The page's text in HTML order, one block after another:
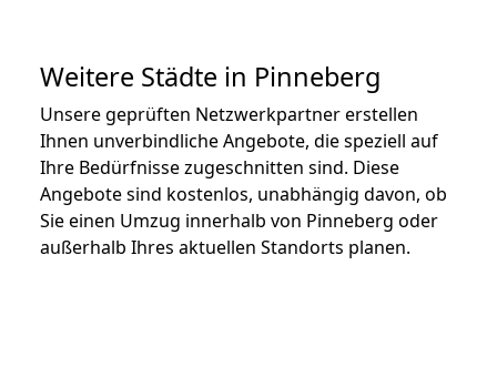
Weitere Städte in Pinneberg
Unsere geprüften Netzwerkpartner erstellen
Ihnen unverbindliche Angebote, die speziell auf
Ihre Bedürfnisse zugeschnitten sind. Diese
Angebote sind kostenlos, unabhängig davon, ob
Sie einen Umzug innerhalb von Pinneberg oder
außerhalb Ihres aktuellen Standorts planen.